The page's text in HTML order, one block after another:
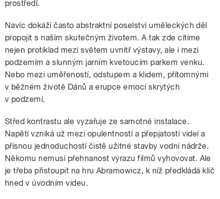
prostředí.
Navíc dokáží často abstraktní poselství uměleckých děl
propojit s naším skutečným životem. A tak zde cítíme
nejen protiklad mezi světem uvnitř výstavy, ale i mezi
podzemím a slunným jarním kvetoucím parkem venku.
Nebo mezi uměřeností, odstupem a klidem, přítomnými
v běžném životě Dánů a erupce emocí skrytých
v podzemí.
Střed kontrastu ale vyzařuje ze samotné instalace.
Napětí vzniká už mezi opulentností a přepjatostí videí a
přísnou jednoduchostí čistě užitné stavby vodní nádrže.
Někomu nemusí přehnanost výrazu filmů vyhovovat. Ale
je třeba přistoupit na hru Abramowicz, k níž předkládá klíč
hned v úvodním videu.